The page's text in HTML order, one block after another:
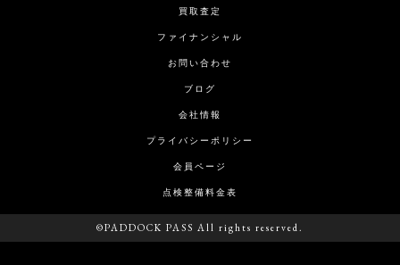
買取査定
ファイナンシャル
お問い合わせ
ブログ
会社情報
プライバシーポリシー
会員ページ
点検整備料金表
©PADDOCK PASS All rights reserved.